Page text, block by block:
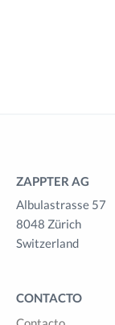
ZAPPTER AG
Albulastrasse 57
8048 Zürich
Switzerland
CONTACTO